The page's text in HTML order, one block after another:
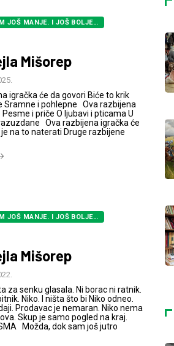
JOŠ MANJE. I JOŠ BOLJE…
Mišorep
će da govori Biće to krik
Sramne i pohlepne Ova razbijena
i priče O ljubavi i pticama U
Ova razbijena igračka će
na to naterati Druge razbijene
JOŠ MANJE. I JOŠ BOLJE…
Mišorep
za senku glasala. Ni borac ni ratnik.
Niko. I ništa što bi Niko odneo.
Prodavac je nemaran. Niko nema
Skup je samo pogled na kraj.
Možda, dok sam još jutro